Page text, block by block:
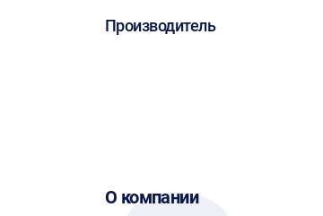
Производитель
О компании